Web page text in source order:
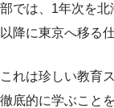
部では、1年次を
以降に東京へ移る
これは珍しい教育
徹底的に学ぶこと